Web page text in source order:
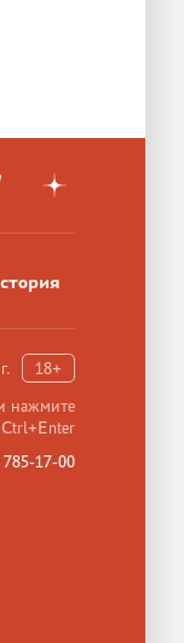
18+
нажмите
Ctrl+Enter
17-00